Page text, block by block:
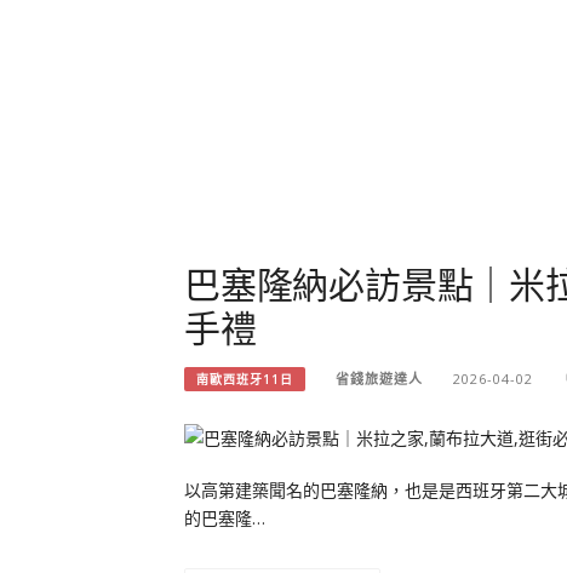
巴塞隆納必訪景點｜米
手禮
南歐西班牙11日 省錢旅遊達人 2026-04-02
以高第建築聞名的巴塞隆納，也是是西班牙第二
的巴塞隆…